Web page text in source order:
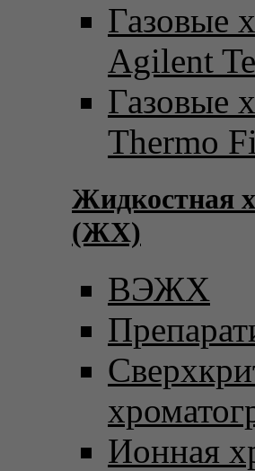
Газовые
Agilent
Газовые
Thermo
Жидкостная
(ЖХ)
ВЭЖХ
Ионная